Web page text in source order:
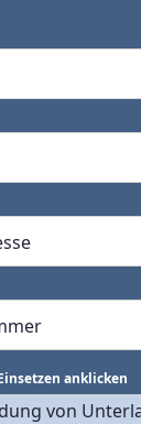
anklicken
von